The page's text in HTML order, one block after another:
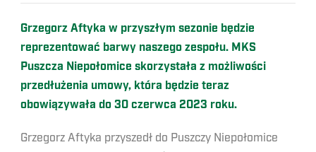
Grzegorz Aftyka w przyszłym sezonie będzie
reprezentować barwy naszego zespołu. MKS
Puszcza Niepołomice skorzystała z możliwości
przedłużenia umowy, która będzie teraz
obowiązywała do 30 czerwca 2023 roku.
Grzegorz Aftyka przyszedł do Puszczy Niepołomice